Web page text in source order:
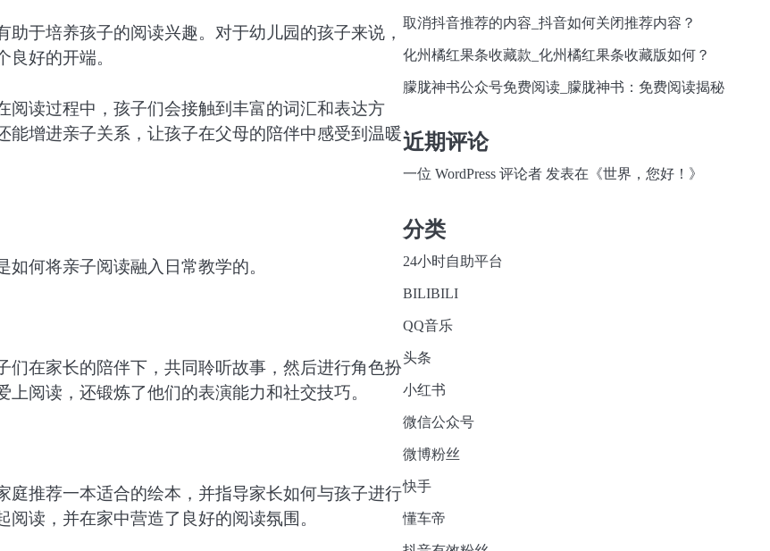
于培养孩子的阅读兴趣。对于幼儿园的孩子来说，
好的开端。
阅读过程中，孩子们会接触到丰富的词汇和表达方
增进亲子关系，让孩子在父母的陪伴中感受到温暖
何将亲子阅读融入日常教学的。
在家长的陪伴下，共同聆听故事，然后进行角色扮
阅读，还锻炼了他们的表演能力和社交技巧。
庭推荐一本适合的绘本，并指导家长如何与孩子进行
读，并在家中营造了良好的阅读氛围。
取消抖音推荐的内容_抖音如何关闭推荐内容？
化州橘红果条收藏款_化州橘红果条收藏版如何？
朦胧神书公众号免费阅读_朦胧神书：免费阅读揭秘
近期评论
一位 WordPress 评论者发表在《世界，您好！ 》
分类
24小时自助平台
BILIBILI
QQ音乐
头条
小红书
微信公众号
微博粉丝
快手
懂车帝